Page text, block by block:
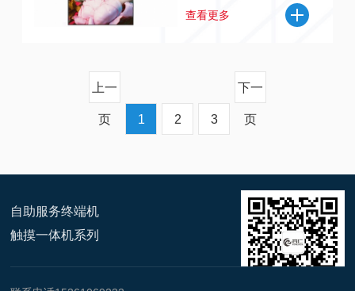
统，远程管理一键发布适用
于商场，餐厅等场所，通过
查看更多
上一
页 1 2 3
下一
页
自助服务终端机
触摸一体机系列